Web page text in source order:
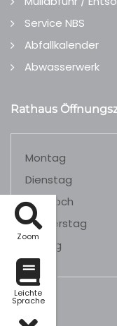
Zoom
Leichte
Sprache
Service NBS
Abfallkalender
Abwasserwerk
Rathaus
Montag
Dienstag
Mittwoch
Donnerstag
Freitag